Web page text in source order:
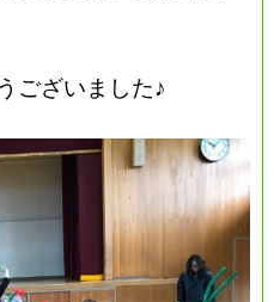
ございました♪